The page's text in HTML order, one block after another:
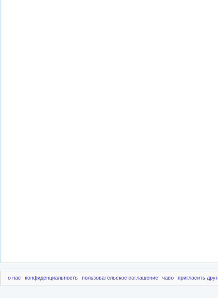
о нас конфиденциальность пользовательское соглашение чаво пригласить